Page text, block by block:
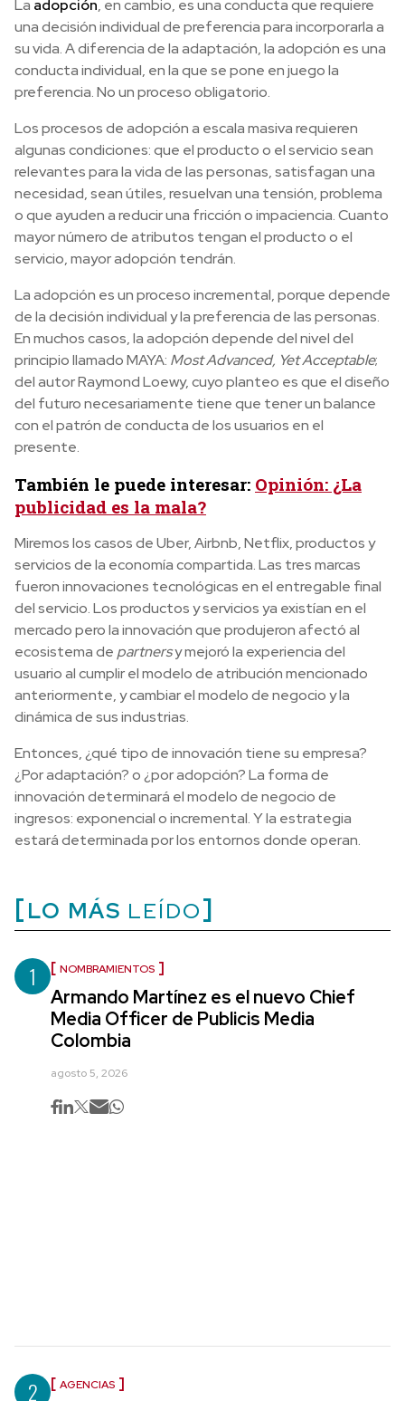
La adopción, en cambio, es una conducta que requiere
una decisión individual de preferencia para incorporarla a
su vida. A diferencia de la adaptación, la adopción es una
conducta individual, en la que se pone en juego la
preferencia. No un proceso obligatorio.
Los procesos de adopción a escala masiva requieren
algunas condiciones: que el producto o el servicio sean
relevantes para la vida de las personas, satisfagan una
necesidad, sean útiles, resuelvan una tensión, problema
o que ayuden a reducir una fricción o impaciencia. Cuanto
mayor número de atributos tengan el producto o el
servicio, mayor adopción tendrán.
La adopción es un proceso incremental, porque depende
de la decisión individual y la preferencia de las personas.
En muchos casos, la adopción depende del nivel del
principio llamado MAYA: Most Advanced, Yet Acceptable;
del autor Raymond Loewy, cuyo planteo es que el diseño
del futuro necesariamente tiene que tener un balance
con el patrón de conducta de los usuarios en el
presente.
También le puede interesar: Opinión: ¿La
publicidad es la mala?
Miremos los casos de Uber, Airbnb, Netflix, productos y
servicios de la economía compartida. Las tres marcas
fueron innovaciones tecnológicas en el entregable final
del servicio. Los productos y servicios ya existían en el
mercado pero la innovación que produjeron afectó al
ecosistema de partnersy mejoró la experiencia del
usuario al cumplir el modelo de atribución mencionado
anteriormente, y cambiar el modelo de negocio y la
dinámica de sus industrias.
Entonces, ¿qué tipo de innovación tiene su empresa?
¿Por adaptación? o ¿por adopción? La forma de
innovación determinará el modelo de negocio de
ingresos: exponencial o incremental. Y la estrategia
estará determinada por los entornos donde operan.
LO MÁS LEÍDO
1 NOMBRAMIENTOS
Armando Martínez es el nuevo Chief
Media Officer de Publicis Media
Colombia
agosto 5, 2026
2 AGENCIAS